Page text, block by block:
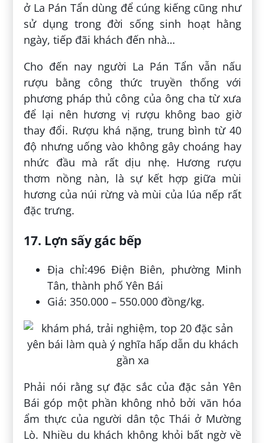
ở La Pán Tẩn dùng để cúng kiếng cũng như
sử dụng trong đời sống sinh hoạt hằng
ngày, tiếp đãi khách đến nhà…
Cho đến nay người La Pán Tẩn vẫn nấu
rượu bằng công thức truyền thống với
phương pháp thủ công của ông cha từ xưa
để lại nên hương vị rượu không bao giờ
thay đổi. Rượu khá nặng, trung bình từ 40
độ nhưng uống vào không gây choáng hay
nhức đầu mà rất dịu nhẹ. Hương rượu
thơm nồng nàn, là sự kết hợp giữa mùi
hương của núi rừng và mùi của lúa nếp rất
đặc trưng.
17. Lợn sấy gác bếp
Địa chỉ:496 Điện Biên, phường Minh
Tân, thành phố Yên Bái
Giá: 350.000 – 550.000 đồng/kg.
Phải nói rằng sự đặc sắc của đặc sản Yên
Bái góp một phần không nhỏ bởi văn hóa
ẩm thực của người dân tộc Thái ở Mường
Lò. Nhiều du khách không khỏi bất ngờ về